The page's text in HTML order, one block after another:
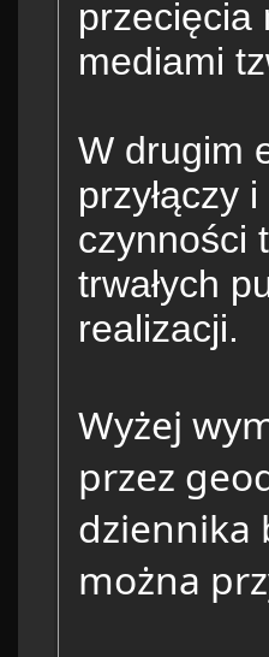
przecięcia
mediami
W drugim
przyłączy
czynności
trwałych
realizacji.
Wyżej
przez
dziennika
można